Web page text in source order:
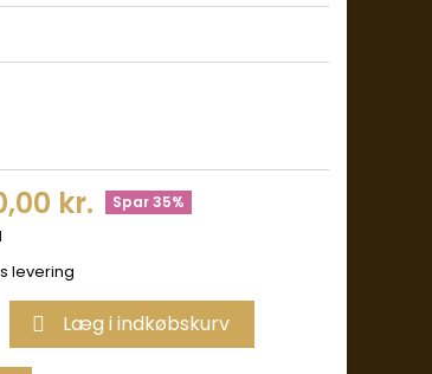
kr. Spar 35%
levering
 Læg i indkøbskurv